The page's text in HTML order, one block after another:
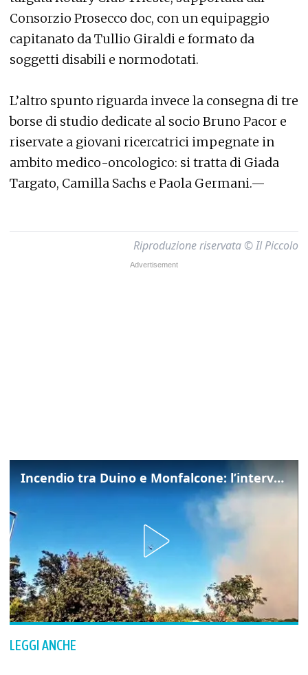
Consorzio Prosecco doc, con un equipaggio
capitanato da Tullio Giraldi e formato da
soggetti disabili e normodotati.
L’altro spunto riguarda invece la consegna di tre
borse di studio dedicate al socio Bruno Pacor e
riservate a giovani ricercatrici impegnate in
ambito medico-oncologico: si tratta di Giada
Targato, Camilla Sachs e Paola Germani.—
Riproduzione riservata © Il Piccolo
Incendio tra Duino e Monfalcone: l’intervento dei vigili del fuoco
LEGGI ANCHE